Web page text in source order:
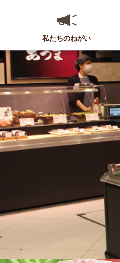
私たちのねがい